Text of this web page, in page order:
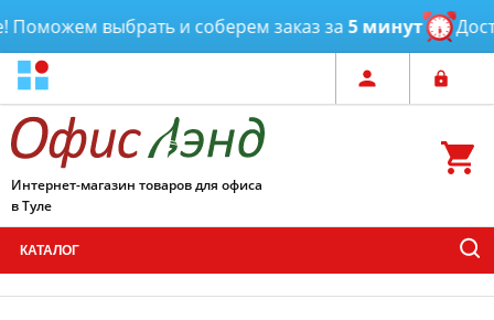
выбрать и соберем заказ за5 минут
Интернет-магазин товаров для офиса
в Туле
КАТАЛОГ